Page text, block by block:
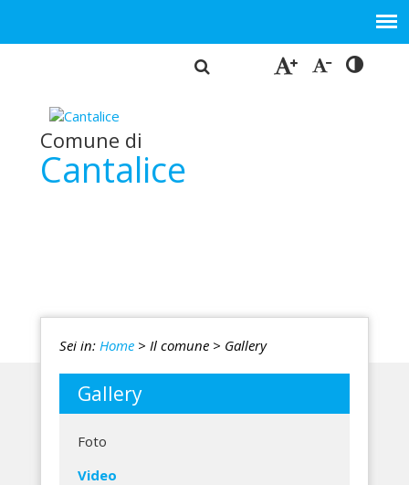
Comune di
Cantalice
Sei in: Home > Il comune > Gallery
Gallery
Foto
Video